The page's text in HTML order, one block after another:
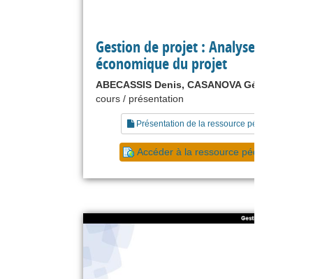
Gestion de projet : Analyse
économique du projet
ABECASSIS Denis, CASANOVA Gérard
cours / présentation
Présentation de la ressource pédagogique
Accéder à la ressource pédagogique